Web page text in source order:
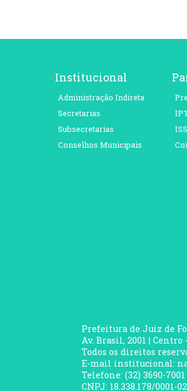
Institucional
Administração Indireta
Secretarias
Subsecretarias
Conselhos Municipais
Prefeitura de Juiz de
Av. Brasil, 2001 | Centro
Todos os direitos
E-mail institucional:
Telefone: (32) 3690-7001
CNPJ: 18.338.178/0001-02